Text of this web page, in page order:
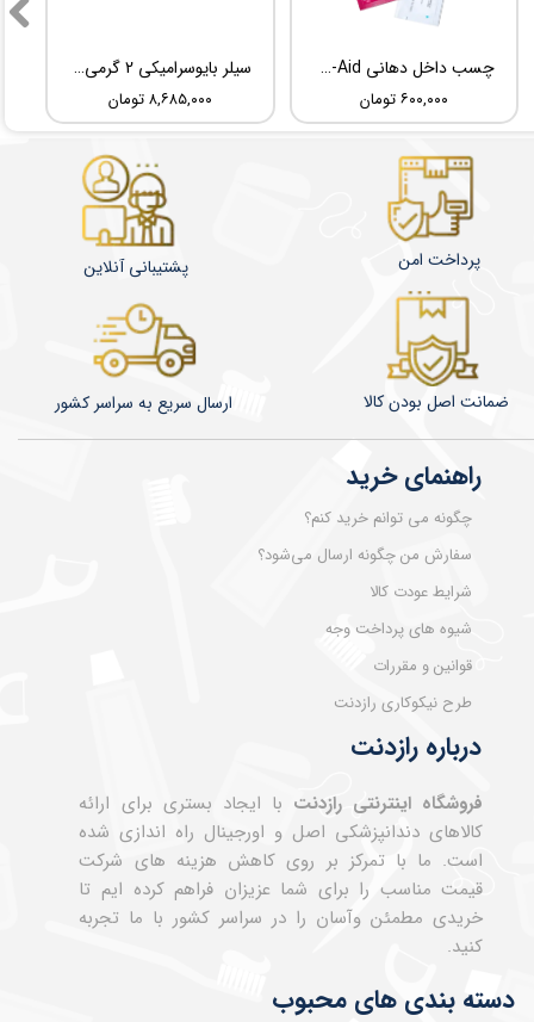
سیلر بایوسرامیکی 2 گرمی Root Dental Medical C-Root SP
۸,۶۸۵,۰۰۰ تومان
چسب داخل دهانی TBM Ora-Aid
۶۰۰,۰۰۰ تومان
درباره رازدنت
فروشگاه اینترنتی رازدنت با ایجاد بستری برای ارائه
کالاهای دندانپزشکی اصل و اورجینال راه اندازی شده
است. ما با تمرکز بر روی کاهش هزینه های شرکت
قیمت مناسب را برای شما عزیزان فراهم کرده ایم تا
خریدی مطمئن وآسان را در سراسر کشور با ما تجربه
کنید.
راهنمای خرید
چگونه می توانم خرید کنم؟
سفارش من چگونه ارسال می‌شود؟
شرایط عودت کالا
شیوه های پرداخت وجه
قوانین و مقررات
طرح نیکوکاری رازدنت
دسته بندی های محبوب
​​​​ارسال سریع به سراسر کشور ضمانت اصل بودن کالا
پشتیبانی آنلاین پرداخت امن